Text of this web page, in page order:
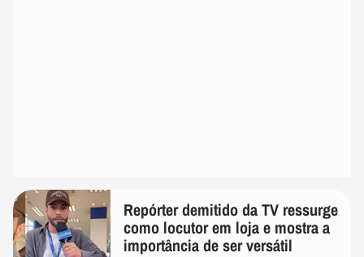
Repórter demitido da TV ressurge
como locutor em loja e mostra a
importância de ser versátil